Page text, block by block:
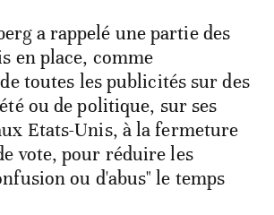
a rappelé une partie des
en place, comme
toutes les publicités sur des
ou de politique, sur ses
Etats-Unis, à la fermeture
vote, pour réduire les
ou d'abus" le temps